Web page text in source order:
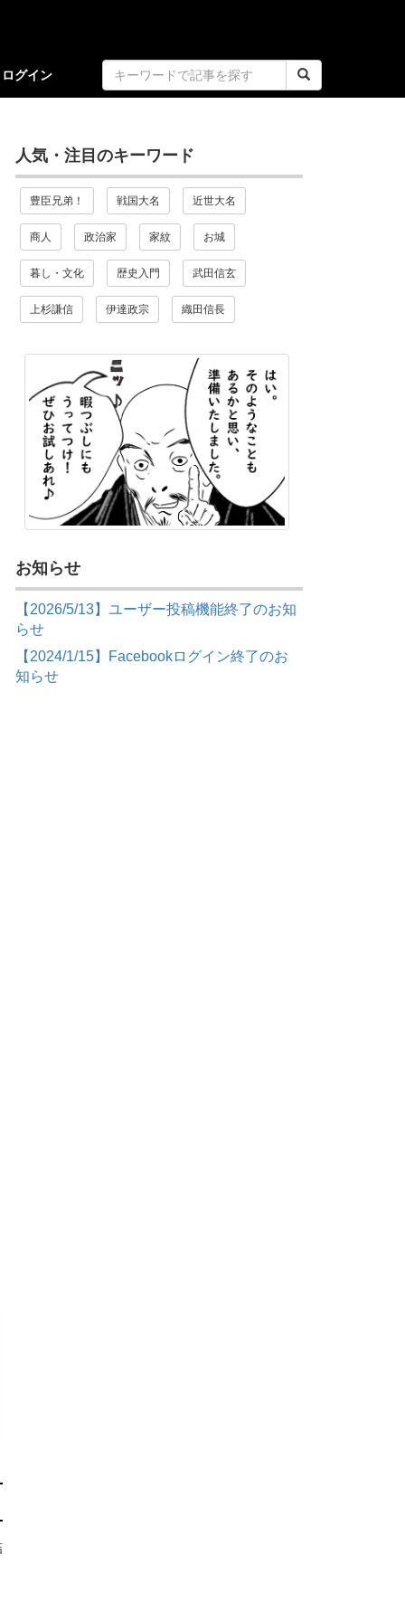
ログイン
人気・注目のキーワード
豊臣兄弟！ 戦国大名 近世大名
商人 政治家 家紋 お城
暮し・文化 歴史入門 武田信玄
上杉謙信 伊達政宗 織田信長
お知らせ
【2026/5/13】ユーザー投稿機能終了のお知
らせ
【2024/1/15】Facebookログイン終了のお
知らせ